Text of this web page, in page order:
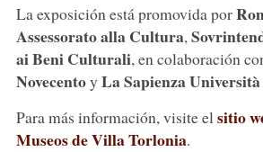
La exposición está promovida por
Assessorato alla Cultura,
ai Beni Culturali, en colaboración
Novecentoy La Sapienza
Para más información, visite el sitio
Museos de Villa Torlonia.